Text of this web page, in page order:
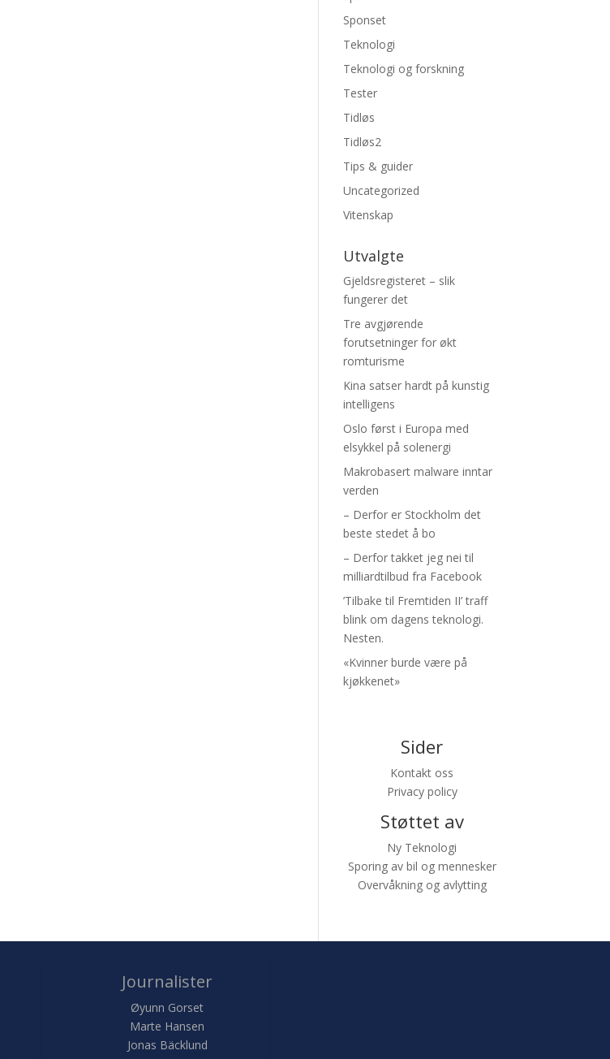
Sponset
Teknologi
Teknologi og forskning
Tester
Tidløs
Tidløs2
Tips & guider
Uncategorized
Vitenskap
Utvalgte
Gjeldsregisteret – slik
fungerer det
Tre avgjørende
forutsetninger for økt
romturisme
Kina satser hardt på kunstig
intelligens
Oslo først i Europa med
elsykkel på solenergi
Makrobasert malware inntar
verden
– Derfor er Stockholm det
beste stedet å bo
– Derfor takket jeg nei til
milliardtilbud fra Facebook
’Tilbake til Fremtiden II’ traff
blink om dagens teknologi.
Nesten.
«Kvinner burde være på
kjøkkenet»
Sider
Kontakt oss
Privacy policy
Støttet av
Ny Teknologi
Sporing av bil og mennesker
Overvåkning og avlytting
Journalister
Øyunn Gorset
Marte Hansen
Jonas Bäcklund